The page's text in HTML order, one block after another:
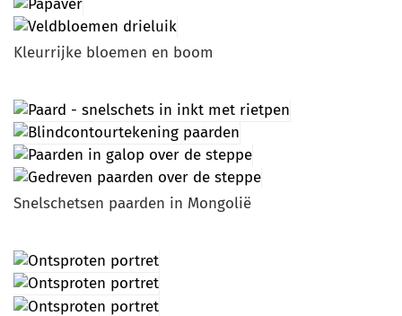
Kleurrijke bloemen en boom
Snelschetsen paarden in Mongolië